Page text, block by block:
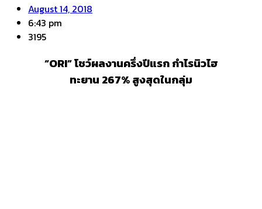
August 14, 2018
6:43 pm
3195
“ORI” โชว์ผลงานครึ่งปีแรก กำไรนิวไฮ
ทะยาน 267%สูงสุดในกลุ่ม